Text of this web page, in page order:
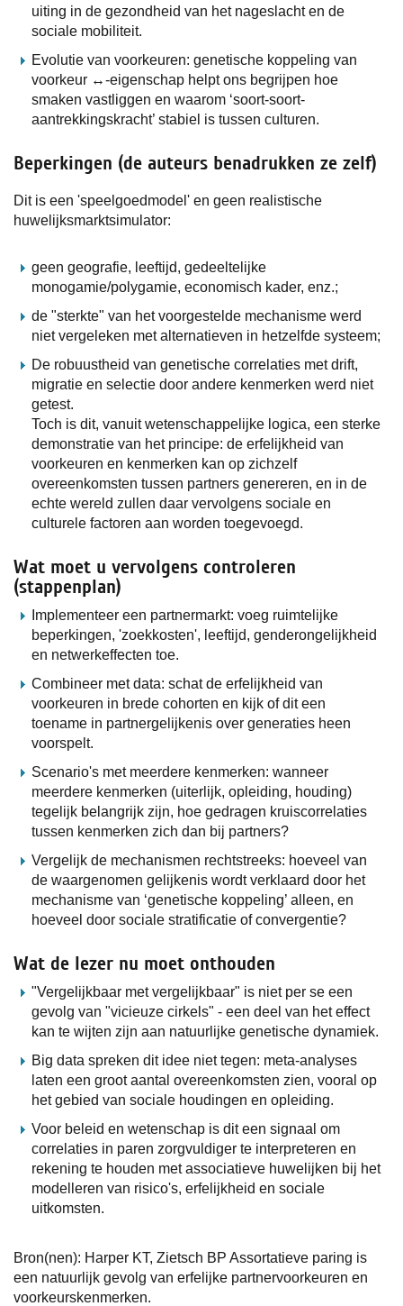
uiting in de gezondheid van het nageslacht en de
sociale mobiliteit.
Evolutie van voorkeuren: genetische koppeling van
voorkeur ↔-eigenschap helpt ons begrijpen hoe
smaken vastliggen en waarom ‘soort-soort-
aantrekkingskracht’ stabiel is tussen culturen.
Beperkingen (de auteurs benadrukken ze zelf)
Dit is een 'speelgoedmodel' en geen realistische
huwelijksmarktsimulator:
geen geografie, leeftijd, gedeeltelijke
monogamie/polygamie, economisch kader, enz.;
de "sterkte" van het voorgestelde mechanisme werd
niet vergeleken met alternatieven in hetzelfde systeem;
De robuustheid van genetische correlaties met drift,
migratie en selectie door andere kenmerken werd niet
getest.
Toch is dit, vanuit wetenschappelijke logica, een sterke
demonstratie van het principe: de erfelijkheid van
voorkeuren en kenmerken kan op zichzelf
overeenkomsten tussen partners genereren, en in de
echte wereld zullen daar vervolgens sociale en
culturele factoren aan worden toegevoegd.
Wat moet u vervolgens controleren
(stappenplan)
Implementeer een partnermarkt: voeg ruimtelijke
beperkingen, 'zoekkosten', leeftijd, genderongelijkheid
en netwerkeffecten toe.
Combineer met data: schat de erfelijkheid van
voorkeuren in brede cohorten en kijk of dit een
toename in partnergelijkenis over generaties heen
voorspelt.
Scenario's met meerdere kenmerken: wanneer
meerdere kenmerken (uiterlijk, opleiding, houding)
tegelijk belangrijk zijn, hoe gedragen kruiscorrelaties
tussen kenmerken zich dan bij partners?
Vergelijk de mechanismen rechtstreeks: hoeveel van
de waargenomen gelijkenis wordt verklaard door het
mechanisme van ‘genetische koppeling’ alleen, en
hoeveel door sociale stratificatie of convergentie?
Wat de lezer nu moet onthouden
"Vergelijkbaar met vergelijkbaar" is niet per se een
gevolg van "vicieuze cirkels" - een deel van het effect
kan te wijten zijn aan natuurlijke genetische dynamiek.
Big data spreken dit idee niet tegen: meta-analyses
laten een groot aantal overeenkomsten zien, vooral op
het gebied van sociale houdingen en opleiding.
Voor beleid en wetenschap is dit een signaal om
correlaties in paren zorgvuldiger te interpreteren en
rekening te houden met associatieve huwelijken bij het
modelleren van risico's, erfelijkheid en sociale
uitkomsten.
Bron(nen): Harper KT, Zietsch BP Assortatieve paring is
een natuurlijk gevolg van erfelijke partnervoorkeuren en
voorkeurskenmerken.